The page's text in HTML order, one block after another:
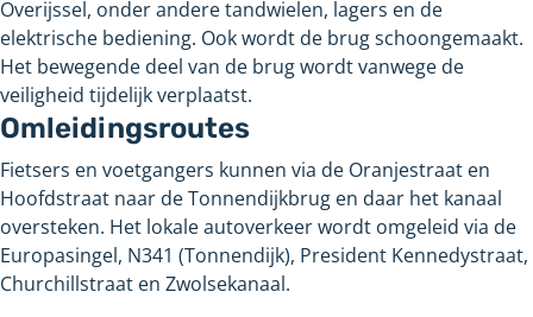
Overijssel, onder andere tandwielen, lagers en de
elektrische bediening. Ook wordt de brug schoongemaakt.
Het bewegende deel van de brug wordt vanwege de
veiligheid tijdelijk verplaatst.
Omleidingsroutes
Fietsers en voetgangers kunnen via de Oranjestraat en
Hoofdstraat naar de Tonnendijkbrug en daar het kanaal
oversteken. Het lokale autoverkeer wordt omgeleid via de
Europasingel, N341 (Tonnendijk), President Kennedystraat,
Churchillstraat en Zwolsekanaal.